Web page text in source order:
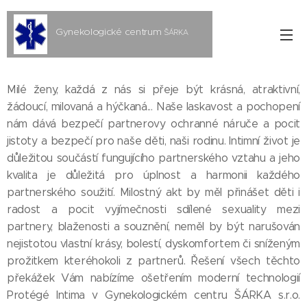
Gynekologické centrum ŠÁRKA
Milé ženy, každá z nás si přeje být krásná, atraktivní,
žádoucí, milovaná a hýčkaná... Naše laskavost a pochopení
nám dává bezpečí partnerovy ochranné náruče a pocit
jistoty a bezpečí pro naše děti, naši rodinu. Intimní život je
důležitou součástí fungujícího partnerského vztahu a jeho
kvalita je důležitá pro úplnost a harmonii každého
partnerského soužití. Milostný akt by měl přinášet děti i
radost a pocit vyjímečnosti sdílené sexuality mezi
partnery, blaženosti a souznění, neměl by být narušován
nejistotou vlastní krásy, bolestí, dyskomfortem či sníženým
prožitkem kteréhokoli z partnerů. Řešení všech těchto
překážek Vám nabízíme ošetřením moderní technologií
Protégé Intima v Gynekologickém centru ŠÁRKA s.r.o.